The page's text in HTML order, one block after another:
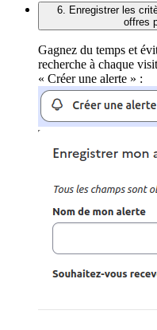
6. Enregistrer les
offres
Gagnez du temps et
recherche à chaque
« Créer une alerte » :